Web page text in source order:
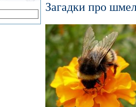
Загадки про